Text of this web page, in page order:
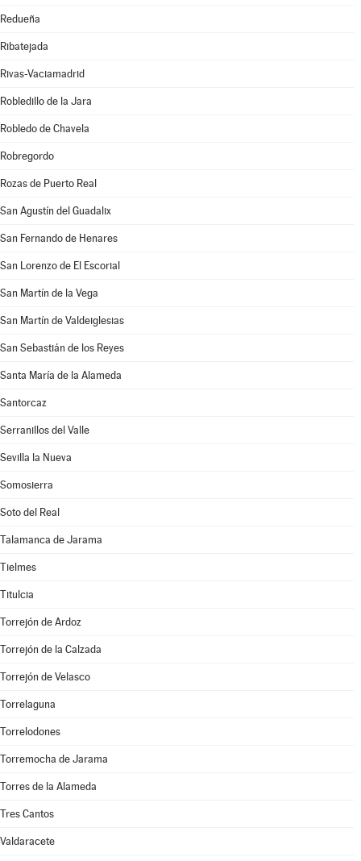
Redueña
Ribatejada
Rivas-Vaciamadrid
Robledillo de la Jara
Robledo de Chavela
Robregordo
Rozas de Puerto Real
San Agustín del Guadalix
San Fernando de Henares
San Lorenzo de El Escorial
San Martín de la Vega
San Martín de Valdeiglesias
San Sebastián de los Reyes
Santa María de la Alameda
Santorcaz
Serranillos del Valle
Sevilla la Nueva
Somosierra
Soto del Real
Talamanca de Jarama
Tielmes
Titulcia
Torrejón de Ardoz
Torrejón de la Calzada
Torrejón de Velasco
Torrelaguna
Torrelodones
Torremocha de Jarama
Torres de la Alameda
Tres Cantos
Valdaracete